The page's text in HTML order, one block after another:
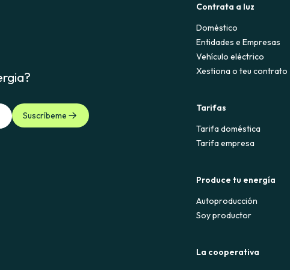
Suscríbeme
Contrata a luz
Doméstico
Entidades e Empresas
Vehículo eléctrico
Xestiona o teu contrato
Tarifas
Tarifa doméstica
Tarifa empresa
Produce tu energía
Autoproducción
Soy productor
La cooperativa